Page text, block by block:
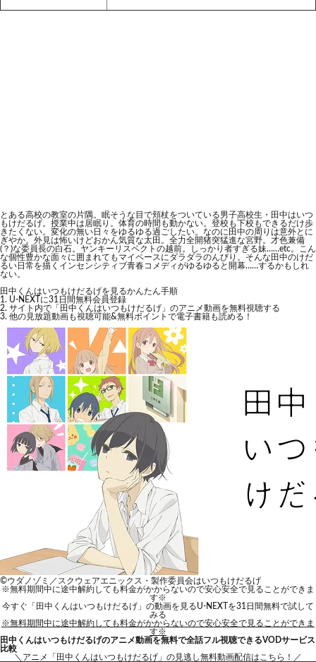
とある高校の教室の片隅。眠そうな目で頬杖をついている男子高校生・田中はいつ
もけだるげ。授業中は居眠り。体育の時間も動かない。登校も下校もできるだけ歩
きたくない。変化の無い日々をゆるゆる過ごしたい。なのに田中の周りは意外とに
ぎやか。外見は怖いけどおかん気質な太田。全力全開猪突猛進な宮野。才色兼備
(？)な委員長の白石。ヤンキーリスペクトの越前。しっかり者すぎる妹……etc。こん
な個性豊かな面々に囲まれてもマイペースにダラダラのんびり。そんな田中のけだ
るい日常を描くインセンシティブ青春コメディがゆるゆると開幕……するかもしれ
ない。
田中くんはいつもけだるげを見るかんたん手順
U-NEXTに31日間無料会員登録
サイト内で「田中くんはいつもけだるげ」のアニメ動画を無料視聴する
他の見放題動画も視聴可能&無料ポイントで電子書籍も読める！
©ウダノゾミ／スクウェアエニックス・製作委員会はいつもけだるげ
※無料期間中に途中解約しても料金がかからないので安心安全で見ることができま
す※
今すぐ「田中くんはいつもけだるげ」の動画を見るU-NEXTを31日間無料で試して
みる
※無料期間中に途中解約しても料金がかからないので安心安全で見ることができま
す※
田中くんはいつもけだるげのアニメ動画を無料で全話フル視聴できるVODサービス
比較
＼アニメ「田中くんはいつもけだるげ」の見逃し無料動画配信はこちら！／